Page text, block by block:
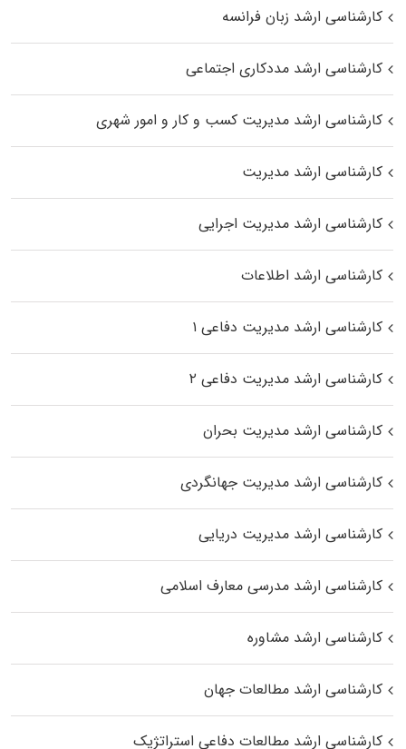
کارشناسی ارشد زبان فرانسه
کارشناسی ارشد مددکاری اجتماعی
کارشناسی ارشد مدیریت کسب و کار و امور شهری
کارشناسی ارشد مدیریت
کارشناسی ارشد مدیریت اجرایی
کارشناسی ارشد اطلاعات
کارشناسی ارشد مدیریت دفاعی ۱
کارشناسی ارشد مدیریت دفاعی ۲
کارشناسی ارشد مدیریت بحران
کارشناسی ارشد مدیریت جهانگردی
کارشناسی ارشد مدیریت دریایی
کارشناسی ارشد مدرسی معارف اسلامی
کارشناسی ارشد مشاوره
کارشناسی ارشد مطالعات جهان
کارشناسی ارشد مطالعات دفاعی استراتژیک